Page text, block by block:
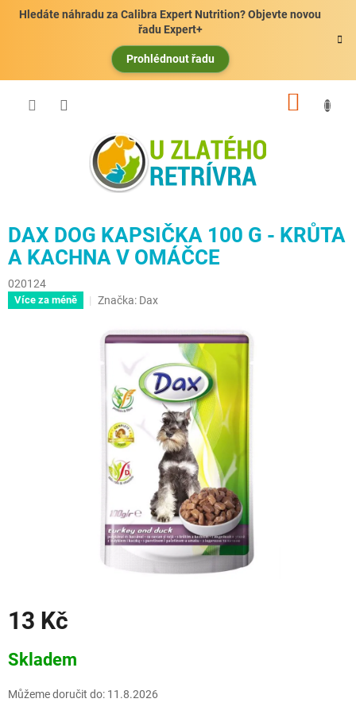
Hledáte náhradu za Calibra Expert Nutrition? Objevte novou
řadu Expert+
Prohlédnout řadu
DAX DOG KAPSIČKA 100 G - KRŮTA
A KACHNA V OMÁČCE
020124
Více za méně Značka: Dax
13 Kč
cena:
Skladem
Můžeme doručit do: 11.8.2026